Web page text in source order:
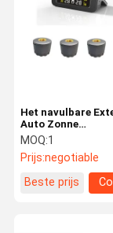
Kwaliteitsco
Het navulbare
Auto Zonne
Controlesysteem
Banddruk
MOQ:1
Prijs:negotiable
Beste prijs